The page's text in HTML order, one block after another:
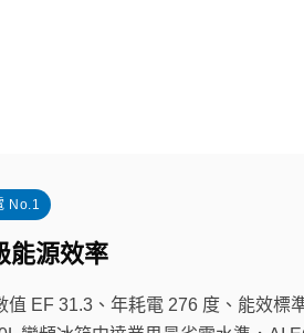
No.1
能源效率
值 EF 31.3、年耗電 276 度、能效標